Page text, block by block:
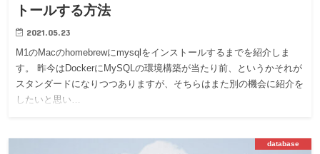
トールする方法
2021.05.23
M1のMacのhomebrewにmysqlをインストールするまでを紹介しま
す。 昨今はDockerにMySQLの環境構築が当たり前、というかそれが
スタンダードになりつつありますが、そちらはまた別の機会に紹介を
したいと思い…
database